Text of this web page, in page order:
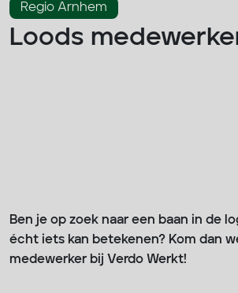
Regio Arnhem
Loods
Ben je op zoek naar een baan in de
écht iets kan betekenen? Kom dan
medewerker bij Verdo Werkt!